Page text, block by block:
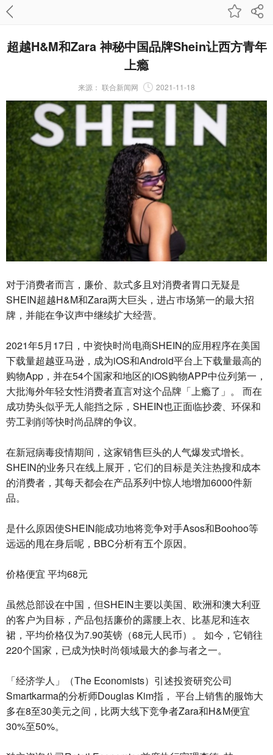
超越H&M和Zara 神秘中国品牌Shein让西方青年
上瘾
来源： 联合新闻网 2021-11-18
对于消费者而言，廉价、款式多且对消费者胃口无疑是
SHEIN超越H&M和Zara两大巨头，进占巿场第一的最大招
牌，并能在争议声中继续扩大经营。
2021年5月17日，中资快时尚电商SHEIN的应用程序在美国
下载量超越亚马逊，成为iOS和Android平台上下载量最高的
购物App，并在54个国家和地区的iOS购物APP中位列第一，
大批海外年轻女性消费者直言对这个品牌「上瘾了」。 而在
成功势头似乎无人能挡之际，SHEIN也正面临抄袭、环保和
劳工剥削等快时尚品牌的争议。
在新冠病毒疫情期间，这家销售巨头的人气爆发式增长。
SHEIN的业务只在线上展开，它们的目标是关注热搜和成本
的消费者，其每天都会在产品系列中惊人地增加6000件新
品。
是什么原因使SHEIN能成功地将竞争对手Asos和Boohoo等
远远的甩在身后呢，BBC分析有五个原因。
价格便宜 平均68元
虽然总部设在中国，但SHEIN主要以美国、欧洲和澳大利亚
的客户为目标，产品包括廉价的露腰上衣、比基尼和连衣
裙，平均价格仅为7.90英镑（68元人民币）。 如今，它销往
220个国家，已成为快时尚领域最大的参与者之一。
「经济学人」（The Economists）引述投资研究公司
Smartkarma的分析师Douglas Kim指， 平台上销售的服饰大
多在8至30美元之间，比两大线下竞争者Zara和H&M便宜
30%至50%。